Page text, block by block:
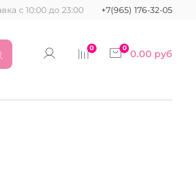
с 10:00 до 23:00 +7(965) 176-32-05
0 0 0.00 руб